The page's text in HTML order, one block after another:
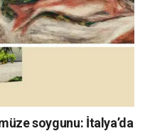
soygunu: İtalya’da